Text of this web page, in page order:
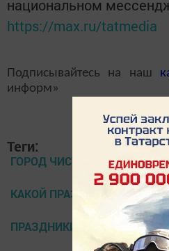
национальном
https://max.ru/tatmedia
Подписывайтесь на наш
информ»
Теги:
ГОРОД ЧИСТОПОЛЬ
КАКОЙ ПРАЗДНИК 10
ПРАЗДНИКИ 10 АВГУСТА